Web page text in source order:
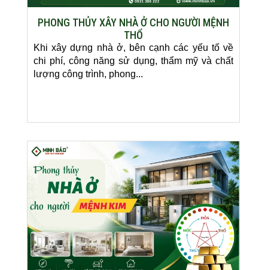
PHONG THỦY XÂY NHÀ Ở CHO NGƯỜI MỆNH
THỔ
Khi xây dựng nhà ở, bên cạnh các yếu tố về
chi phí, công năng sử dụng, thẩm mỹ và chất
lượng công trình, phong...